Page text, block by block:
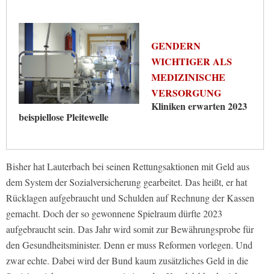
GENDERN
WICHTIGER ALS
MEDIZINISCHE
VERSORGUNG
Kliniken erwarten 2023
beispiellose Pleitewelle
Bisher hat Lauterbach bei seinen Rettungsaktionen mit Geld aus
dem System der Sozialversicherung gearbeitet. Das heißt, er hat
Rücklagen aufgebraucht und Schulden auf Rechnung der Kassen
gemacht. Doch der so gewonnene Spielraum dürfte 2023
aufgebraucht sein. Das Jahr wird somit zur Bewährungsprobe für
den Gesundheitsminister. Denn er muss Reformen vorlegen. Und
zwar echte. Dabei wird der Bund kaum zusätzliches Geld in die